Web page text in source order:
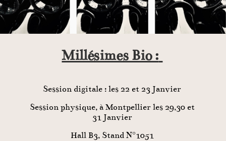
Millésimes Bio :
Session digitale : les 22 et 23 Janvier
Session physique, à Montpellier les 29,30 et
31 Janvier
Hall B3, Stand N°1051